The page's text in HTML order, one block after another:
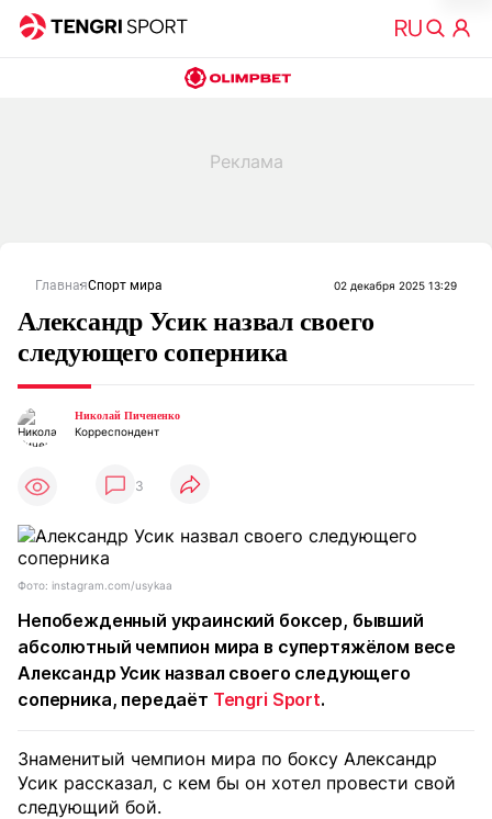
ГлавнаяСпорт мира 02 декабря 2025 13:29
Александр Усик назвал своего
следующего соперника
Николай Пичененко
Корреспондент
3
Фото: instagram.com/usykaa
Непобежденный украинский боксер, бывший
абсолютный чемпион мира в супертяжёлом весе
Александр Усик назвал своего следующего
соперника, передаёт Tengri Sport.
Знаменитый чемпион мира по боксу Александр
Усик рассказал, с кем бы он хотел провести свой
следующий бой.